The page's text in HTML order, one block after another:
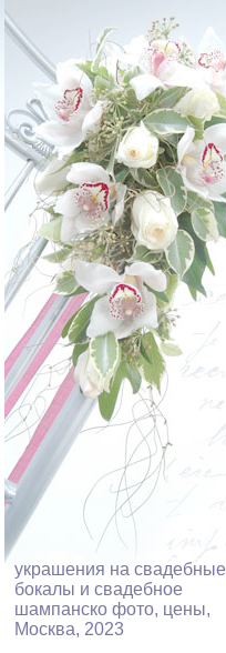
украшения на свадебные
бокалы и свадебное
шампанско фото, цены,
Москва, 2023